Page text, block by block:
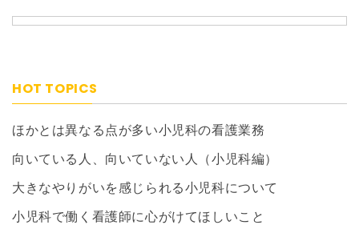
HOT TOPICS
ほかとは異なる点が多い小児科の看護業務
向いている人、向いていない人（小児科編）
大きなやりがいを感じられる小児科について
小児科で働く看護師に心がけてほしいこと